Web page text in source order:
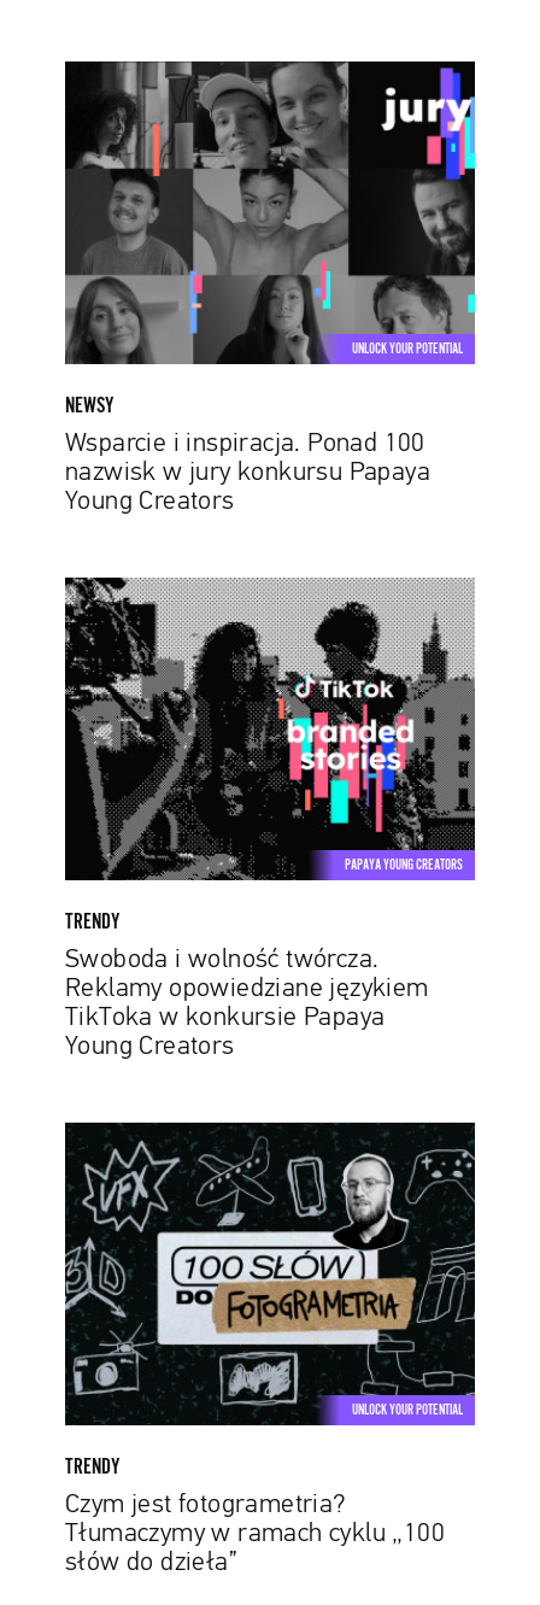
inspiracja.
Ponad
jury
konkursu
Papaya
Young
Creators
UNLOCK YOUR POTENTIAL
NEWSY
Wsparcie i inspiracja. Ponad 100
nazwisk w jury konkursu Papaya
Young Creators
Swoboda
i
wolność
twórcza.
Reklamy
opowiedziane
językiem
TikToka
konkursie
Papaya
Young
PAPAYA YOUNG CREATORS
TRENDY
Swoboda i wolność twórcza.
Reklamy opowiedziane językiem
TikToka w konkursie Papaya
Young Creators
Czym
jest
fotogrametria?
Tłumaczymy
w
ramach
cyklu
„100
słów
do
dzieła”
UNLOCK YOUR POTENTIAL
TRENDY
Czym jest fotogrametria?
Tłumaczymy w ramach cyklu „100
słów do dzieła”